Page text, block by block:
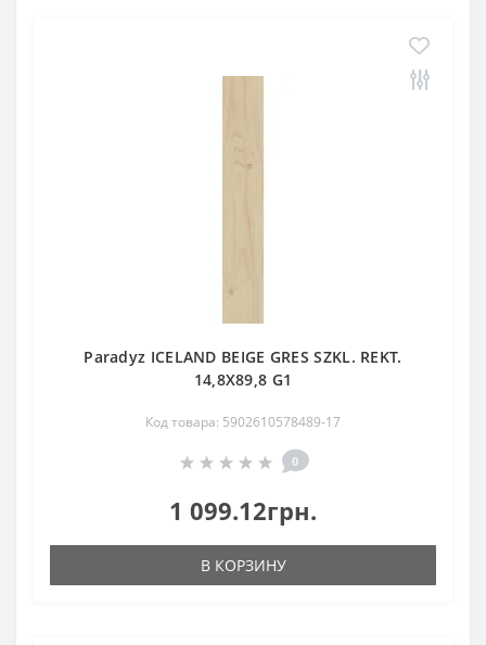
Paradyz ICELAND BEIGE GRES SZKL. REKT.
14,8X89,8 G1
Код товара: 5902610578489-17
0
1 099.12грн.
В КОРЗИНУ